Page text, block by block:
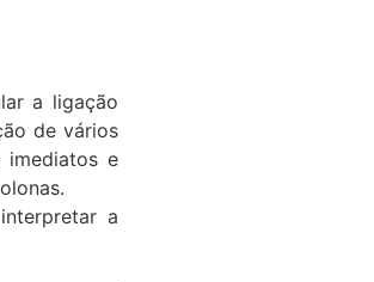
a ligação
de vários
imediatos e
a